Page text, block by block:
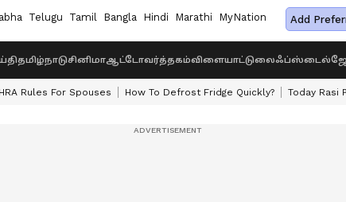
Telugu Tamil Bangla Hindi Marathi MyNation Add
தமிழ்நாடுசினிமாஆட்டோவர்த்தகம்விளையாட்டுலைஃப்ஸ்டைல்
HRA Rules For Spouses How To Defrost Fridge Quickly? Today Rasi